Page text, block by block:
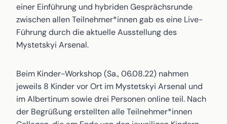
einer Einführung und hybriden Gesprächsrunde
zwischen allen Teilnehmer*innen gab es eine Live-
Führung durch die aktuelle Ausstellung des
Mystetskyi Arsenal.
Beim Kinder-Workshop (Sa., 06.08.22) nahmen
jeweils 8 Kinder vor Ort im Mystetskyi Arsenal und
im Albertinum sowie drei Personen online teil. Nach
der Begrüßung erstellten alle Teilnehmer*innen